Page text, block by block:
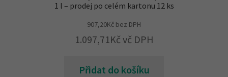
1 l – prodej po celém kartonu 12 ks
907,20Kč bez DPH
1.097,71Kč vč DPH
Přidat do košíku